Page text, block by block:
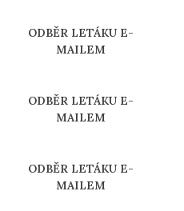
ODBĚR LETÁKU E-
MAILEM
ODBĚR LETÁKU E-
MAILEM
ODBĚR LETÁKU E-
MAILEM